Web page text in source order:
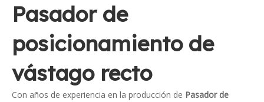
Pasador de
posicionamiento de
vástago recto
Con años de experiencia en la producción de Pasador de